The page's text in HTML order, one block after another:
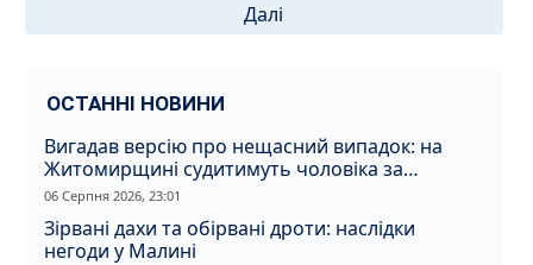
Далі
ОСТАННІ НОВИНИ
Вигадав версію про нещасний випадок: на
Житомирщині судитимуть чоловіка за
вбивство співмешканки
06 Серпня 2026, 23:01
Зірвані дахи та обірвані дроти: наслідки
негоди у Малині